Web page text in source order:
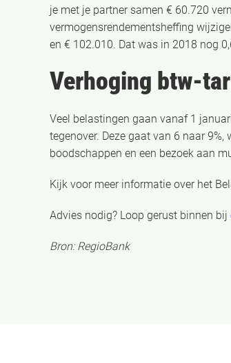
je met je partner samen € 60.720
vermogensrendementsheffing
en € 102.010. Dat was in 2018 nog
Verhoging btw-
Veel belastingen gaan vanaf 1
tegenover. Deze gaat van 6 naar
boodschappen en een bezoek aan
Kijk voor meer informatie over het
Advies nodig? Loop gerust binnen bij
Bron: RegioBank